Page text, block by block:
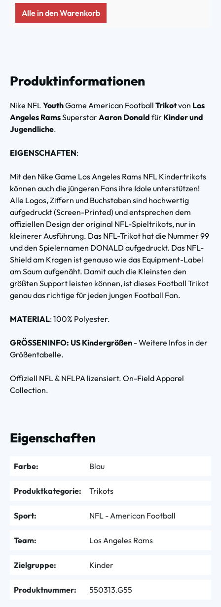
Alle in den Warenkorb
Produktinformationen
Nike NFLYouthGame American Football Trikotvon Los
Angeles RamsSuperstarAaron Donald für Kinder und
Jugendliche.
EIGENSCHAFTEN:
Mit den Nike Game Los Angeles Rams NFL Kindertrikots
können auch die jüngeren Fans ihre Idole unterstützen!
Alle Logos, Ziffern und Buchstaben sind hochwertig
aufgedruckt (Screen-Printed) und entsprechen dem
offiziellen Design der original NFL-Spieltrikots, nur in
kleinerer Ausführung. Das NFL-Trikot hat die Nummer 99
und den Spielernamen DONALD aufgedruckt. Das NFL-
Shield am Kragen ist genauso wie das Equipment-Label
am Saum aufgenäht. Damit auch die Kleinsten den
größten Support leisten können, ist dieses Football Trikot
genau das richtige für jeden jungen Football Fan.
MATERIAL: 100% Polyester.
GRÖSSENINFO: US Kindergrößen - Weitere Infos in der
Größentabelle.
Offiziell NFL & NFLPA lizensiert. On-Field Apparel
Collection.
Eigenschaften
Farbe: Blau
Produktkategorie: Trikots
Sport: NFL - American Football
Team: Los Angeles Rams
Zielgruppe: Kinder
Produktnummer: 550313.G55